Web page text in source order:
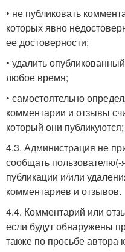
• не публиковать
которых явно
ее достоверности;
• удалить
любое время;
• самостоятельно
комментарии и отзывы
который они публикуются;
4.3. Администрация не
сообщать
публикации и/или
комментариев и отзывов.
4.4. Комментарий или
если будут обнаружены
также по просьбе автора